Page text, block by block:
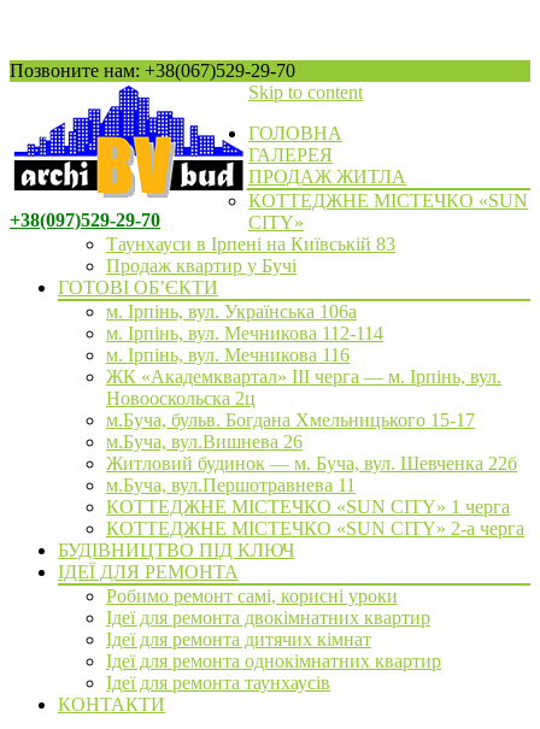
Позвоните нам: +38(067)529-29-70
+38(097)529-29-70
Skip to content
ГОЛОВНА
ГАЛЕРЕЯ
ПРОДАЖ ЖИТЛА
КОТТЕДЖНЕ МІСТЕЧКО «SUN
CITY»
Таунхауси в Ірпені на Київській 83
Продаж квартир у Бучі
ГОТОВІ ОБ’ЄКТИ
м. Ірпінь, вул. Українська 106а
м. Ірпінь, вул. Мечникова 112-114
м. Ірпінь, вул. Мечникова 116
ЖК «Академквартал» III черга — м. Ірпінь, вул.
Новооскольска 2ц
м.Буча, бульв. Богдана Хмельницького 15-17
м.Буча, вул.Вишнева 26
Житловий будинок — м. Буча, вул. Шевченка 22б
м.Буча, вул.Першотравнева 11
КОТТЕДЖНЕ МІСТЕЧКО «SUN CITY» 1 черга
КОТТЕДЖНЕ МІСТЕЧКО «SUN CITY» 2-а черга
БУДІВНИЦТВО ПІД КЛЮЧ
ІДЕЇ ДЛЯ РЕМОНТА
Робимо ремонт самі, корисні уроки
Ідеї для ремонта двокімнатних квартир
Ідеї для ремонта дитячих кімнат
Ідеї для ремонта однокімнатних квартир
Ідеї для ремонта таунхаусів
КОНТАКТИ